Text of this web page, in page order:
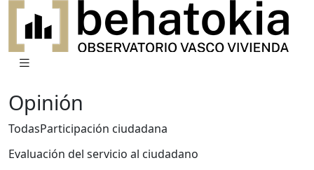
Opinión
TodasParticipación ciudadana
Evaluación del servicio al ciudadano